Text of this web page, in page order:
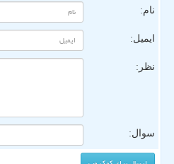
نام:
ایمیل:
نظر:
سوال: